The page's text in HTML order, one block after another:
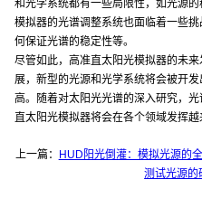
和光学系统都有一些局限性，如光源
模拟器的光谱调整系统也面临着一些
何保证光谱的稳定性等。
尽管如此，高准直太阳光模拟器的未
展，新型的光源和光学系统将会被开
高。随着对太阳光光谱的深入研究，
直太阳光模拟器将会在各个领域发挥越
上一篇： HUD阳光倒灌：模拟光源的
测试光源的